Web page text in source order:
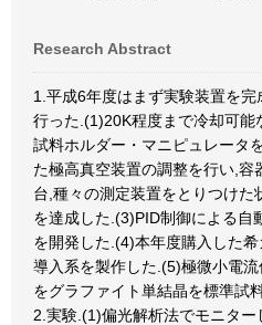
Research Abstract
1.平成6年度はまず実験装置を
行った.(1)20K程度まで冷却可能
試料ホルダー・マニピュレータ
た極高真空装置の調整を行い,容
台,種々の測定装置をとりつけた
を達成した.(3)PID制御による自
を開発した.(4)本年度購入した
導入系を製作した.(5)極微小電
をグラファイト単結晶を標準試
2.実験.(1)偏光解析法でモニタ